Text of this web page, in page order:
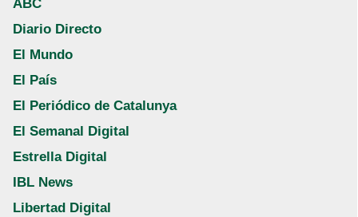
ABC
Diario Directo
El Mundo
El País
El Periódico de Catalunya
El Semanal Digital
Estrella Digital
IBL News
Libertad Digital